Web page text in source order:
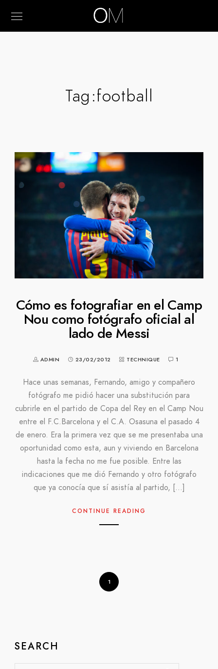
Tag:football
Cómo es fotografiar en el Camp
Nou como fotógrafo oficial al
lado de Messi
ADMIN 23/02/2012 TECHNIQUE 1
Hace unas semanas, Fernando, amigo y compañero
fotógrafo me pidió hacer una substitución para
cubrirle en el partido de Copa del Rey en el Camp Nou
entre el F.C.Barcelona y el C.A. Osasuna el pasado 4
de enero. Era la primera vez que se me presentaba una
oportunidad como esta, aun y viviendo en Barcelona
hasta la fecha no me fue posible. Entre las
indicaciones que me dió Fernando y otro fotógrafo
que ya conocía que sí asistía al partido, […]
CONTINUE READING
1
SEARCH